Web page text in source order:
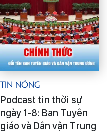
Tin Nóng
Podcast tin thời sự
ngày 1-8: Ban Tuyên
giáo và Dân vận Trung